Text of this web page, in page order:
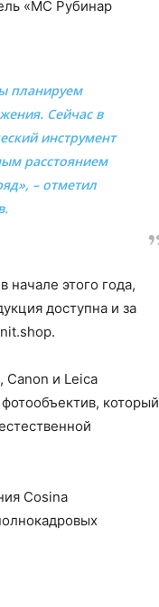
«МС Рубинар
планируем
Сейчас в
инструмент
расстоянием
– отметил
в начале этого года,
доступна и за
Canon и Leica
который
Cosina